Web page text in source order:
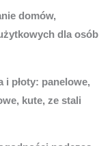
domów,
dla osób
i płoty: panelowe,
kute, ze stali